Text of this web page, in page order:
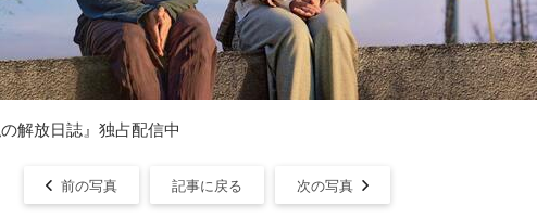
解放日誌』独占配信中
前の写真 記事に戻る 次の写真